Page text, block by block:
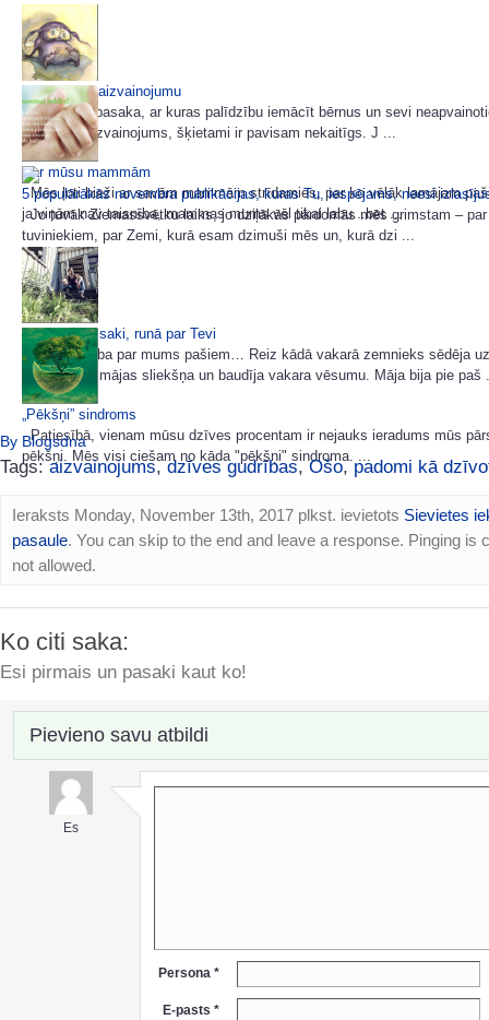
Pasaka par aizvainojumu
Filozofiska pasaka, ar kuras palīdzību iemācīt bērnus un sevi
zvērēns - aizvainojums, šķietami ir pavisam nekaitīgs. J ...
Par mūsu mammām
Mēs ļoti bieži ar savām mammām strīdamies, par ko vēlāk lamājam
ja viņām nav taisnība, mammas mums vēl tikai labu...bet ...
5 populārākās novembra publikācijas, kuras Tu, iespējams, neesi
Jo tuvāk Ziemassvētku laiks, jo dziļākās pārdomās mēs grimstam –
tuviniekiem, par Zemi, kurā esam dzimuši mēs un, kurā dzi ...
Viss, ko Tu saki, runā par Tevi
Tā būs līdzība par mums pašiem… Reiz kādā vakarā zemnieks sēdēja
nabadzīgās mājas sliekšņa un baudīja vakara vēsumu. Māja bija pie paš
„Pēkšņi” sindroms
Patiesībā, vienam mūsu dzīves procentam ir nejauks ieradums mūs
pēkšņi. Mēs visi ciešam no kāda "pēkšņi" sindroma. ...
By Blogsdna
Tags:aizvainojums,dzīves gudrības,Ošo,padomi kā
Ieraksts Monday, November 13th, 2017 plkst. ievietots Sievietes
pasaule. You can skip to the end and leave a response. Pinging is
not allowed.
Ko citi saka:
Esi pirmais un pasaki kaut ko!
Pievieno savu atbildi
Es
Persona *
E-pasts *